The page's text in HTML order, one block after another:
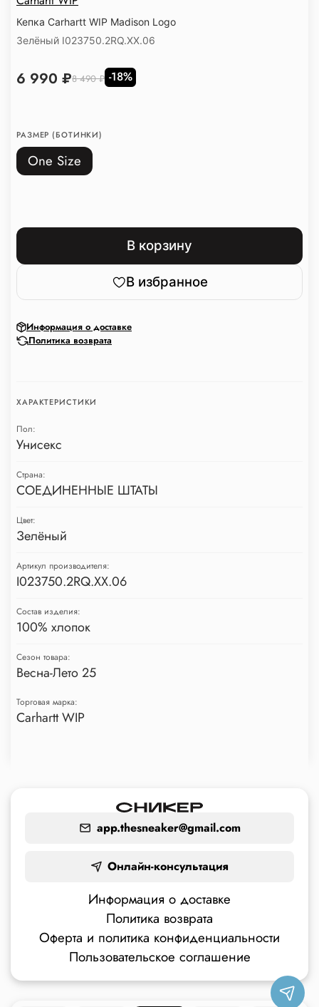
Кепка Carhartt WIP Madison Logo
Зелёный I023750.2RQ.XX.06
РАЗМЕР (БОТИНКИ)
One Size
6 990 ₽8 490 ₽ -18%
В корзину
В избранное
Информация о доставке
Политика возврата
ХАРАКТЕРИСТИКИ
Пол:
Унисекс
Страна:
СОЕДИНЕННЫЕ ШТАТЫ
Цвет:
Зелёный
Артикул производителя:
I023750.2RQ.XX.06
Состав изделия:
100% хлопок
Сезон товара:
Весна-Лето 25
Торговая марка:
Carhartt WIP
app.thesneaker@gmail.com
Онлайн-консультация
Информация о доставке
Политика возврата
Оферта и политика конфиденциальности
Пользовательское соглашение